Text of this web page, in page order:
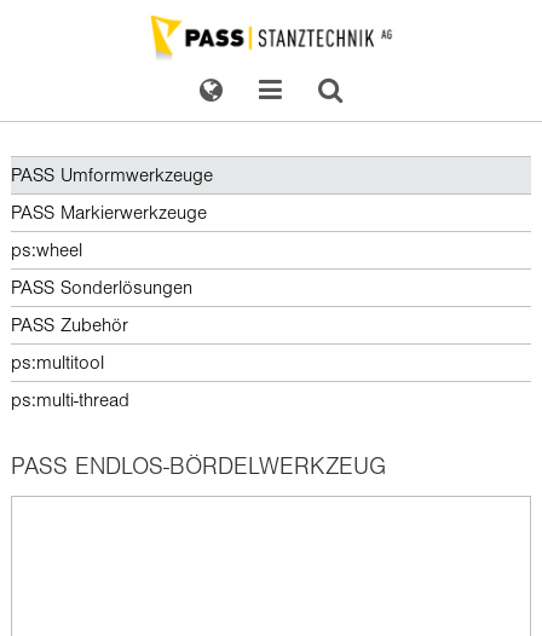
PASS Umformwerkzeuge
PASS Markierwerkzeuge
ps:wheel
PASS Sonderlösungen
PASS Zubehör
ps:multitool
ps:multi-thread
PASS ENDLOS-BÖRDELWERKZEUG